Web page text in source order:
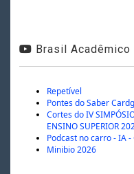
Brasil Acadêmico
Repetível
Pontes do Saber
Cortes do IV
ENSINO SUPERIOR
Podcast no carro - IA
Minibio 2026